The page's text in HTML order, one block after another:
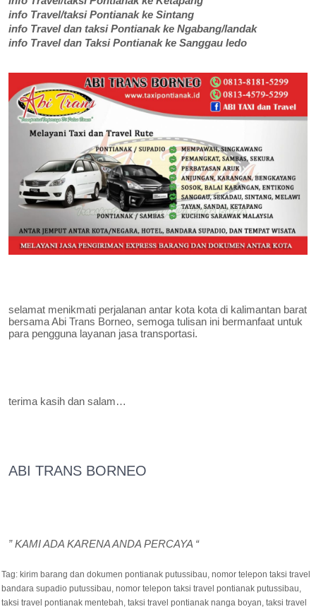
info Travel/taksi Pontianak ke Sintang
info Travel dan taksi Pontianak ke Ngabang/landak
info Travel dan Taksi Pontianak ke Sanggau ledo
selamat menikmati perjalanan antar kota kota di kalimantan barat
bersama Abi Trans Borneo, semoga tulisan ini bermanfaat untuk
para pengguna layanan jasa transportasi.
terima kasih dan salam…
ABI TRANS BORNEO
” KAMI ADA KARENA ANDA PERCAYA “
Tag: kirim barang dan dokumen pontianak putussibau,nomor telepon taksi travel
bandara supadio putussibau,nomor telepon taksi travel pontianak putussibau,
taksi travel pontianak mentebah,taksi travel pontianak nanga boyan,taksi travel